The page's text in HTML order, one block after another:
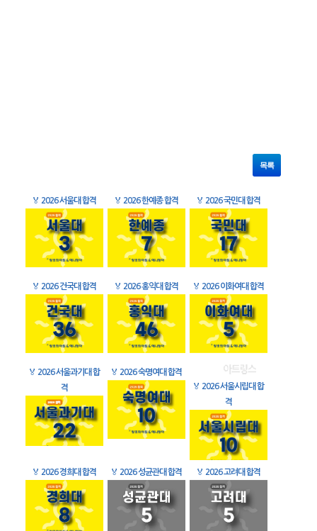
목록
🏅 2026 서울대 합격 🏅 2026 한예종 합격 🏅 2026 국민대 합격
🏅 2026 건국대 합격 🏅 2026 홍익대 합격 🏅 2026 이화여대 합격
🏅 2026 서울과기대 합
격
🏅 2026 숙명여대 합격
🏅 2026 서울시립대 합
격
🏅 2026 경희대 합격 🏅 2026 성균관대 합격 🏅 2026 고려대 합격